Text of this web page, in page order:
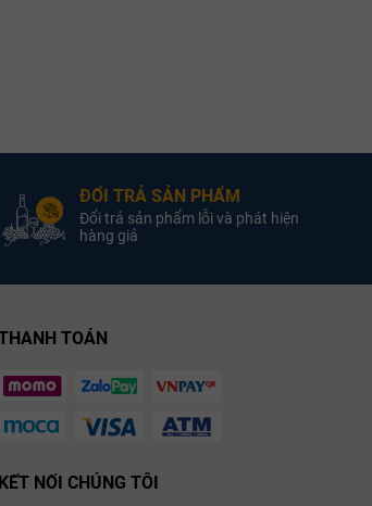
ĐỔI TRẢ SẢN PHẨM
Đổi trả sản phẩm lỗi và phát hiện
hàng giả
TOÁN
KẾT NỐI CHÚNG TÔI